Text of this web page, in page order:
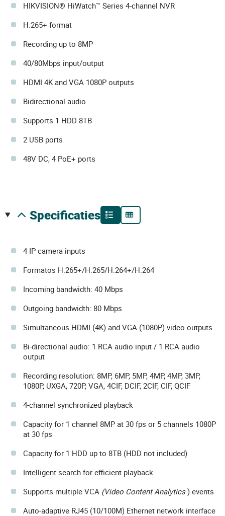
HIKVISION® HiWatch™ Series 4-channel NVR
H.265+ format
Recording up to 8MP
40/80Mbps input/output
HDMI 4K and VGA 1080P outputs
Bidirectional audio
Supports 1 HDD 8TB
2 USB ports
48V DC, 4 PoE+ ports
specificaties
4 IP camera inputs
Formatos H.265+/H.265/H.264+/H.264
Incoming bandwidth: 40 Mbps
Outgoing bandwidth: 80 Mbps
Simultaneous HDMI (4K) and VGA (1080P) video outputs
Bi-directional audio: 1 RCA audio input / 1 RCA audio
output
Recording resolution: 8MP, 6MP, 5MP, 4MP, 4MP, 3MP,
1080P, UXGA, 720P, VGA, 4CIF, DCIF, 2CIF, CIF, QCIF
4-channel synchronized playback
Capacity for 1 channel 8MP at 30 fps or 5 channels 1080P
at 30 fps
Capacity for 1 HDD up to 8TB (HDD not included)
Intelligent search for efficient playback
Supports multiple VCA (Video Content Analytics ) events
Auto-adaptive RJ45 (10/100M) Ethernet network interface